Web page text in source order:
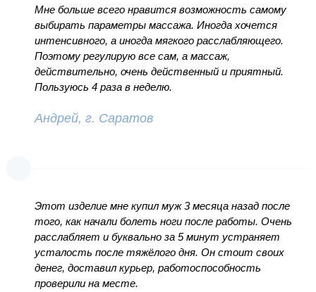
Мне больше всего нравится возможность самому
выбирать параметры массажа. Иногда хочется
интенсивного, а иногда мягкого расслабляющего.
Поэтому регулирую все сам, а массаж,
действительно, очень действенный и приятный.
Пользуюсь 4 раза в неделю.
Андрей, г. Саратов
Этот изделие мне купил муж 3 месяца назад после
того, как начали болеть ноги после работы. Очень
расслабляет и буквально за 5 минут устраняет
усталость после тяжёлого дня. Он стоит своих
денег, доставил курьер, работоспособность
проверили на месте.